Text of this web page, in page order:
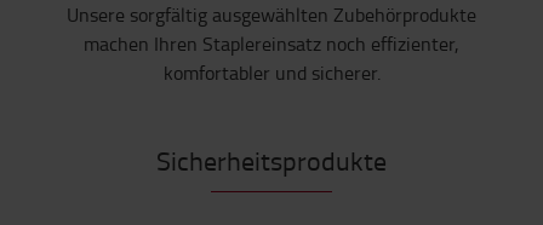
Unsere sorgfältig ausgewählten Zubehörprodukte
machen Ihren Staplereinsatz noch effizienter,
komfortabler und sicherer.
Sicherheitsprodukte